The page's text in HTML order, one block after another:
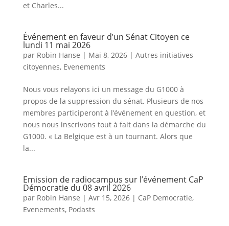
et Charles...
Événement en faveur d’un Sénat Citoyen ce
lundi 11 mai 2026
par Robin Hanse | Mai 8, 2026| Autres initiatives
citoyennes, Evenements
Nous vous relayons ici un message du G1000 à
propos de la suppression du sénat. Plusieurs de nos
membres participeront à l’événement en question, et
nous nous inscrivons tout à fait dans la démarche du
G1000. « La Belgique est à un tournant. Alors que
la...
Emission de radiocampus sur l’événement CaP
Démocratie du 08 avril 2026
par Robin Hanse | Avr 15, 2026| CaP Democratie,
Evenements, Podasts